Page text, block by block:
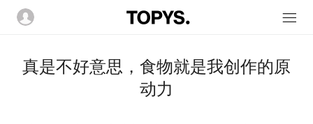
真是不好意思，食物就是我创作的原
动力